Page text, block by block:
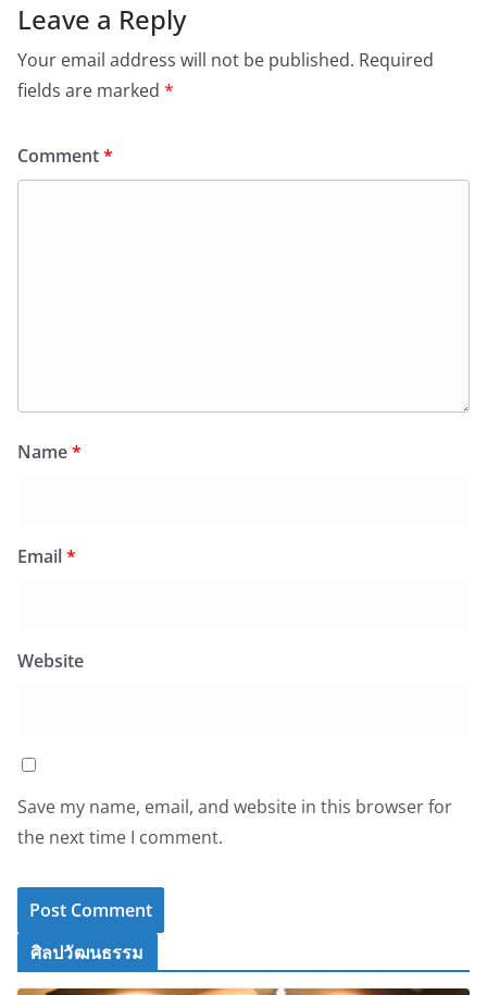
Leave a Reply
Your email address will not be published. Required
fields are marked *
Comment*
Name*
Email*
Website
Save my name, email, and website in this browser for
the next time I comment.
ศิลปวัฒนธรรม